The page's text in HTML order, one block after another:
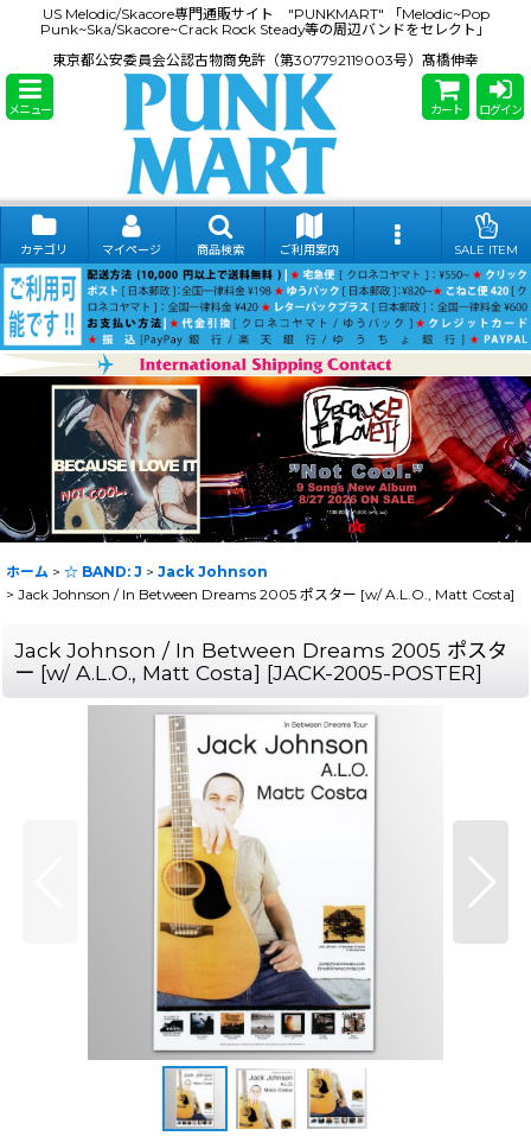
US Melodic/Skacore専門通販サイト "PUNKMART" 「Melodic~Pop
Punk~Ska/Skacore~Crack Rock Steady等の周辺バンドをセレクト」
東京都公安委員会公認古物商免許（第307792119003号）髙橋伸幸
メニュー カート ログイン
カテゴリ マイページ 商品検索 ご利用案内 SALE ITEM
ホーム > ☆ BAND: J > Jack Johnson
> Jack Johnson / In Between Dreams 2005 ポスター [w/ A.L.O., Matt Costa]
Jack Johnson / In Between Dreams 2005 ポスタ
ー [w/ A.L.O., Matt Costa] [JACK-2005-POSTER]